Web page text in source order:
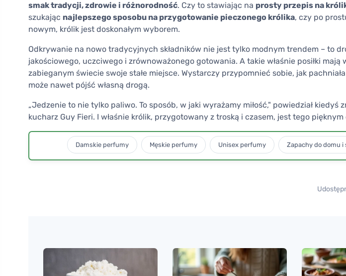
smak tradycji, zdrowie i różnorodność. Czy to stawiając na prosty przepis na
szukając najlepszego sposobu na przygotowanie pieczonego królika, czy po
nowym, królik jest doskonałym wyborem.
Odkrywanie na nowo tradycyjnych składników nie jest tylko modnym trendem – to
jakościowego, uczciwego i zrównoważonego gotowania. A takie właśnie posiłki mają
zabieganym świecie swoje stałe miejsce. Wystarczy przypomnieć sobie, jak
może nawet pójść własną drogą.
„Jedzenie to nie tylko paliwo. To sposób, w jaki wyrażamy miłość," powiedział kiedyś
kucharz Guy Fieri. I właśnie królik, przygotowany z troską i czasem, jest tego pięknym
Damskie perfumy Męskie perfumy Unisex perfumy Zapachy do domu i